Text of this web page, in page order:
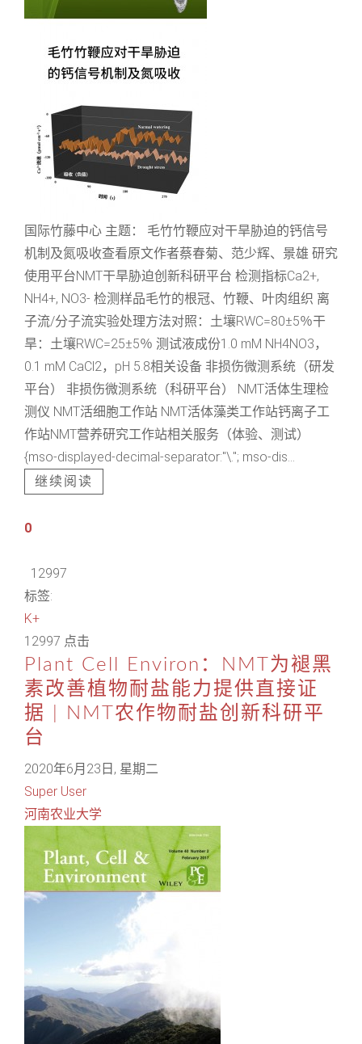
国际竹藤中心 主题： 毛竹竹鞭应对干旱胁迫的钙信号
机制及氮吸收查看原文作者蔡春菊、范少辉、景雄 研究
使用平台NMT干旱胁迫创新科研平台 检测指标Ca2+,
NH4+, NO3- 检测样品毛竹的根冠、竹鞭、叶肉组织 离
子流/分子流实验处理方法对照：土壤RWC=80±5％干
旱：土壤RWC=25±5％ 测试液成份1.0 mM NH4NO3，
0.1 mM CaCl2，pH 5.8相关设备 非损伤微测系统（研发
平台） 非损伤微测系统（科研平台） NMT活体生理检
测仪 NMT活细胞工作站 NMT活体藻类工作站钙离子工
作站NMT营养研究工作站相关服务（体验、测试）
{mso-displayed-decimal-separator:"\."; mso-dis...
继续阅读
0
12997
标签:
K+
12997 点击
Plant Cell Environ：NMT为褪黑
素改善植物耐盐能力提供直接证
据 | NMT农作物耐盐创新科研平
台
2020年6月23日, 星期二
Super User
河南农业大学